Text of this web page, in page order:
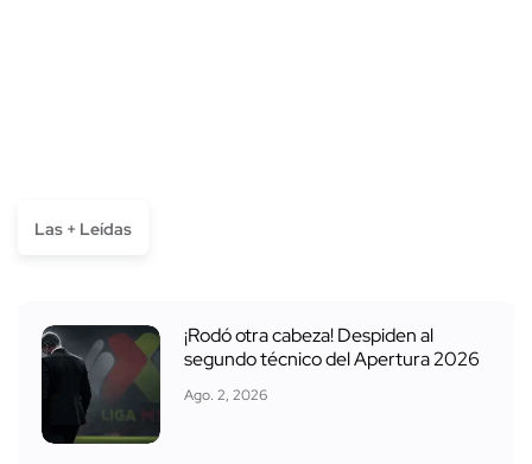
Las + Leídas
¡Rodó otra cabeza! Despiden al
segundo técnico del Apertura 2026
Ago. 2, 2026